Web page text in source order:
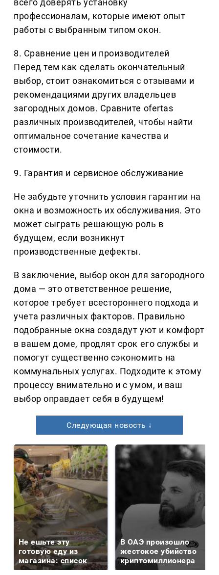
всего доверять установку
профессионалам, которые имеют опыт
работы с выбранным типом окон.
8. Сравнение цен и производителей
Перед тем как сделать окончательный
выбор, стоит ознакомиться с отзывами и
рекомендациями других владельцев
загородных домов. Сравните ofertas
различных производителей, чтобы найти
оптимальное сочетание качества и
стоимости.
9. Гарантия и сервисное обслуживание
Не забудьте уточнить условия гарантии на
окна и возможность их обслуживания. Это
может сыграть решающую роль в
будущем, если возникнут
производственные дефекты.
В заключение, выбор окон для загородного
дома — это ответственное решение,
которое требует всестороннего подхода и
учета различных факторов. Правильно
подобранные окна создадут уют и комфорт
в вашем доме, продлят срок его службы и
помогут существенно сэкономить на
коммунальных услугах. Подходите к этому
процессу внимательно и с умом, и ваш
выбор оправдает себя в будущем!
Следующая новость ↓
Не ешьте эту
готовую еду из
магазина: список
В ОАЭ произошло
жестокое убийство
криптомиллионера